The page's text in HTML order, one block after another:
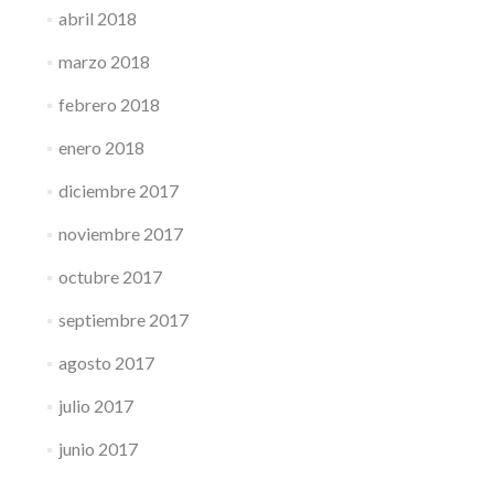
abril 2018
marzo 2018
febrero 2018
enero 2018
diciembre 2017
noviembre 2017
octubre 2017
septiembre 2017
agosto 2017
julio 2017
junio 2017